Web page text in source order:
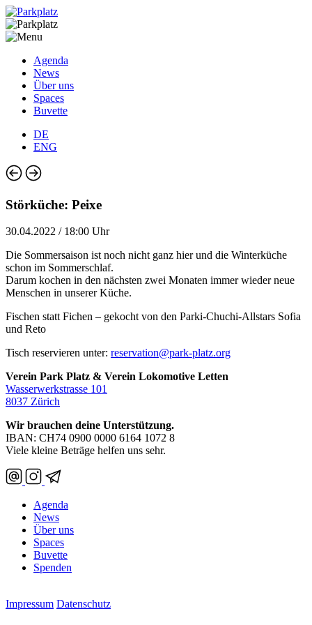
Agenda
News
Über uns
Spaces
Buvette
DE
ENG
Störküche: Peixe
30.04.2022 / 18:00 Uhr
Die Sommersaison ist noch nicht ganz hier und die Winterküche
schon im Sommerschlaf.
Darum kochen in den nächsten zwei Monaten immer wieder neue
Menschen in unserer Küche.
Fischen statt Fichen – gekocht von den Parki-Chuchi-Allstars Sofia
und Reto
Tisch reservieren unter: reservation@park-platz.org
Verein Park Platz & Verein Lokomotive Letten
Wasserwerkstrasse 101
8037 Zürich
Wir brauchen deine Unterstützung.
IBAN: CH74 0900 0000 6164 1072 8
Viele kleine Beträge helfen uns sehr.
Agenda
News
Über uns
Spaces
Buvette
Spenden
Impressum Datenschutz